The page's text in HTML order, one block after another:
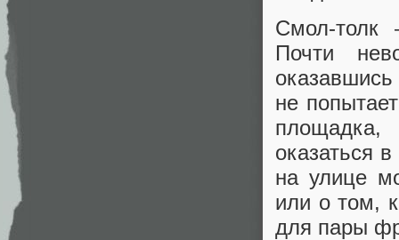
Смол-толк
Почти
не
оказаться
на улице
или о том,
для пары